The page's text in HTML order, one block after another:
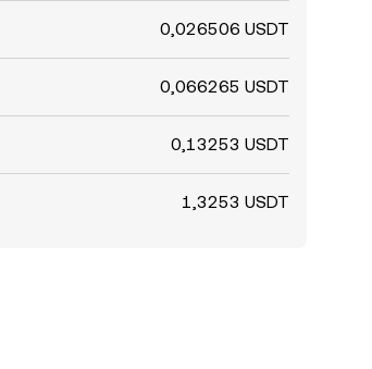
0,026506 USDT
0,066265 USDT
0,13253 USDT
1,3253 USDT